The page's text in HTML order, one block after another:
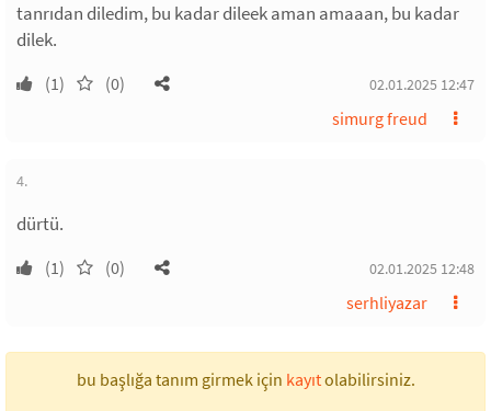
tanrıdan diledim, bu kadar dileek aman amaaan, bu kadar
dilek.
(1) (0) 02.01.2025 12:47
simurg freud
4.
dürtü.
(1) (0) 02.01.2025 12:48
serhliyazar
bu başlığa tanım girmek için kayıtolabilirsiniz.